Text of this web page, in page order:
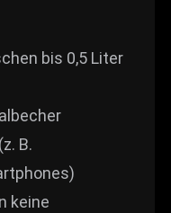
bis 0,5 Liter
B.
keine